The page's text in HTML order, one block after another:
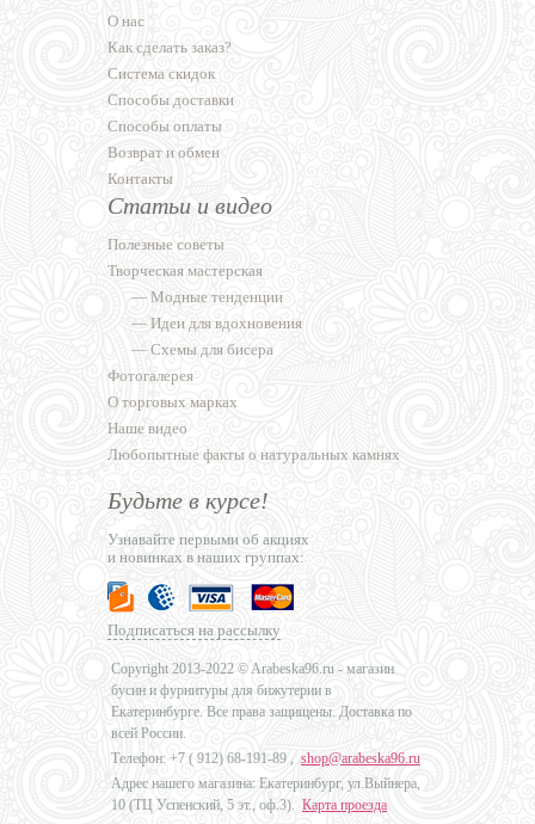
О нас
Как сделать заказ?
Система скидок
Способы доставки
Способы оплаты
Возврат и обмен
Контакты
Статьи и видео
Полезные советы
Творческая мастерская
— Модные тенденции
— Идеи для вдохновения
— Схемы для бисера
Фотогалерея
О торговых марках
Наше видео
Любопытные факты о натуральных камнях
Будьте в курсе!
Узнавайте первыми об акциях
и новинках в наших группах:
Подписаться на рассылку
Copyright 2013-2022 © Arabeska96.ru - магазин
бусин и фурнитуры для бижутерии в
Екатеринбурге. Все права защищены. Доставка по
всей России.
Телефон: +7 ( 912) 68-191-89 , shop@arabeska96.ru
Адрес нашего магазина: Екатеринбург, ул.Выйнера,
10 (ТЦ Успенский, 5 эт., оф.3). Карта проезда